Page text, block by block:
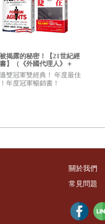
揭露的秘密！【21世紀經
】（《外國代理人》＋
眉睫》）
雙冠軍雙經典！ 年度最佳
年度冠軍暢銷書！
關於我們
常見問題